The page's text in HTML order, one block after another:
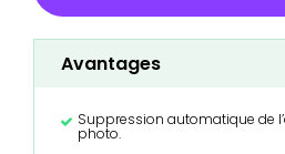
Avantages
Suppression automatique de
photo.